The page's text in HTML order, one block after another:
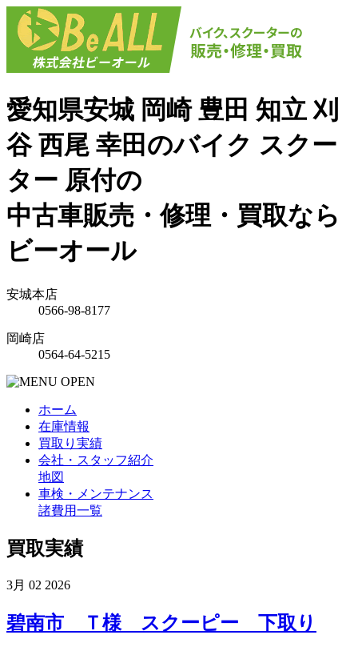
愛知県安城 岡崎 豊田 知立 刈
谷 西尾 幸田のバイク スクー
ター 原付の
中古車販売・修理・買取なら
ビーオール
安城本店
0566-98-8177
岡崎店
0564-64-5215
ホーム
在庫情報
買取り実績
会社・スタッフ紹介
地図
車検・メンテナンス
諸費用一覧
買取実績
3月 02 2026
碧南市 Ｔ様 スクーピー 下取り